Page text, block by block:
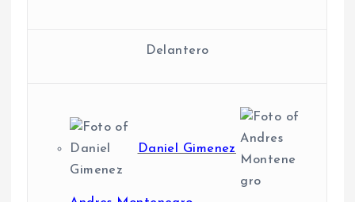
Delantero
Daniel Gimenez